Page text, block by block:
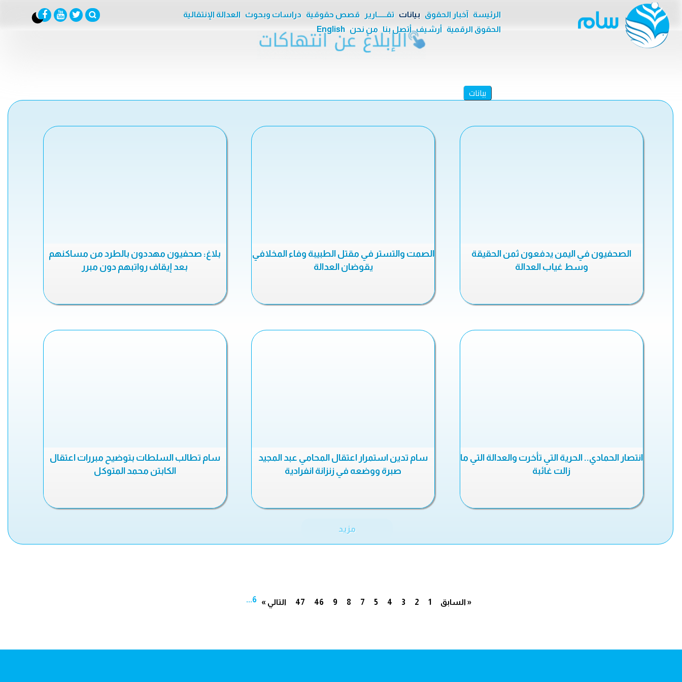
الرئيسة آخبار الحقوق بيانات تقــــــارير قصص حقوقية دراسات وبحوث
العدالة الإنتقالية
الحقوق الرقمية
أرشيف أتصل بنا من نحن English
بيانات
الصحفيون في اليمن يدفعون ثمن الحقيقة
وسط غياب العدالة
الصمت والتستر في مقتل الطبيبة وفاء المخلافي
يقوضان العدالة
بلاغ: صحفيون مهددون بالطرد من مساكنهم
بعد إيقاف رواتبهم دون مبرر
انتصار الحمادي.. الحرية التي تأخرت والعدالة التي ما
زالت غائبة
سام تدين استمرار اعتقال المحامي عبد المجيد
صبرة ووضعه في زنزانة انفرادية
سام تطالب السلطات بتوضيح مبررات اعتقال
الكابتن محمد المتوكل
مزيد
« السابق 1
2
3
4
5
6 7
8
9
... 46
47 التالي »